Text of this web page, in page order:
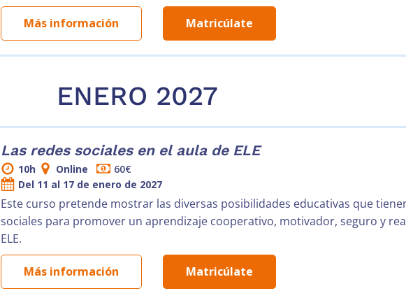
Más información Matricúlate
ENERO 2027
Las redes sociales en el aula de ELE
10h Online
60€
Del 11 al 17 de enero de 2027
Este curso pretende mostrar las diversas posibilidades educativas que
sociales para promover un aprendizaje cooperativo, motivador, seguro y
ELE.
Más información Matricúlate